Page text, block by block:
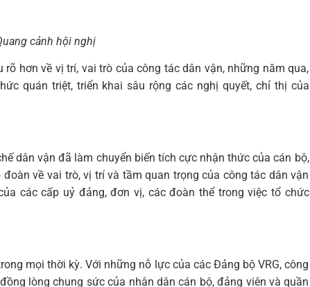
cảnh hội nghị
hơn về vị trí, vai trò của công tác dân vận, những năm qua,
quán triệt, triển khai sâu rộng các nghị quyết, chỉ thị của
dân vận đã làm chuyển biến tích cực nhận thức của cán bộ,
về vai trò, vị trí và tầm quan trọng của công tác dân vận
các cấp uỷ đảng, đơn vị, các đoàn thể trong việc tổ chức
mọi thời kỳ. Với những nỗ lực của các Đảng bộ VRG, công
lòng chung sức của nhân dân cán bộ, đảng viên và quần